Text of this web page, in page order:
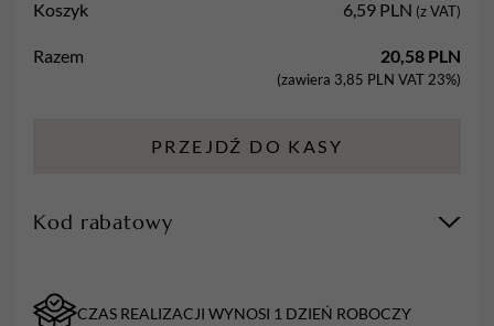
Koszyk 6,59 PLN (z VAT)
Razem 20,58 PLN
(zawiera 3,85 PLN VAT 23%)
PRZEJDŹ DO KASY
Kod rabatowy
CZAS REALIZACJI WYNOSI 1 DZIEŃ ROBOCZY